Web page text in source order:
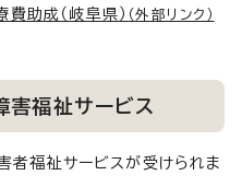
助成（岐阜県） （外部リンク）
害福祉サービス
者福祉サービスが受けられま